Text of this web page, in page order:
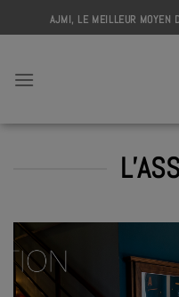
to
AJMI, LE MEILLEUR MOYEN